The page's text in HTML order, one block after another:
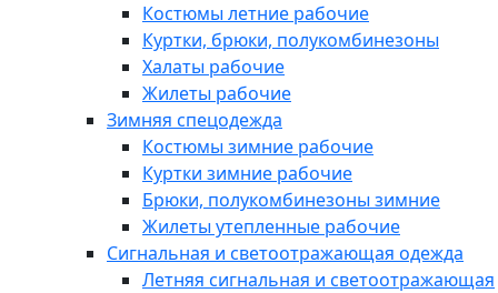
Костюмы летние рабочие
Куртки, брюки, полукомбинезоны
Халаты рабочие
Жилеты рабочие
Зимняя спецодежда
Костюмы зимние рабочие
Куртки зимние рабочие
Брюки, полукомбинезоны зимние
Жилеты утепленные рабочие
Сигнальная и светоотражающая одежда
Летняя сигнальная и светоотражающая